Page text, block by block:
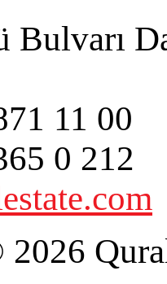
Bulvarı
11 00
0 212